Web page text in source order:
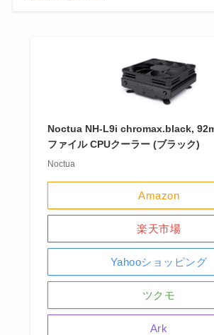
Noctua NH-L9i chromax.black,
ファイル CPUクーラー (ブラック)
Noctua
Amazon
楽天市場
Yahooショッピング
ツクモ
Ark